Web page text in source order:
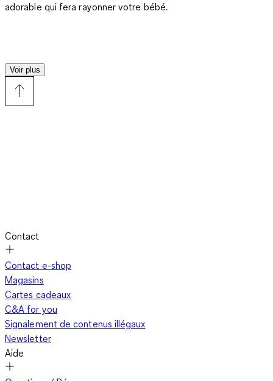
adorable qui fera rayonner votre bébé.
Praticité et mignonnerie combinées
Ce n'est pas seulement la qualité de nos serviettes à capuche
qui est impressionnante, mais aussi leur polyvalence. Vous
pouvez les utiliser non seulement après le bain, mais aussi à la
piscine ou à la plage. Et elles sont tout simplement adorables !
Nos serviettes sont disponibles dans différents designs
mignons qui s'accorderont parfaitement avec le style de votre
Voir plus
Contact
Contact e-shop
Magasins
Cartes cadeaux
C&A for you
Signalement de contenus illégaux
Newsletter
Aide